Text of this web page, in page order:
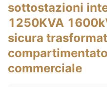
sottostazioni
1250KVA
sicura
commerciale